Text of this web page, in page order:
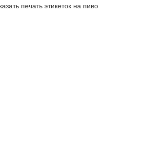
печать этикеток на пиво